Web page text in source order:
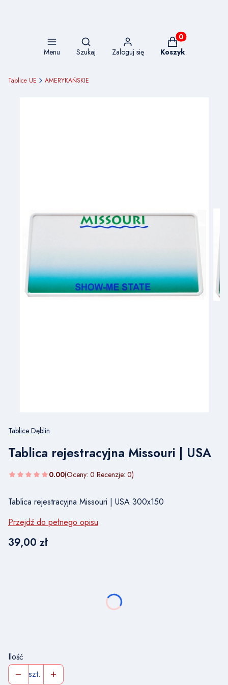
Menu
Otwórz wyszukiwarkę
Szukaj Zaloguj się
Produkty w
Koszyk
Tablice UE AMERYKAŃSKIE
Tablice Dęblin
Tablica rejestracyjna Missouri | USA
0.00(Oceny: 0 Recenzje: 0)
Tablica rejestracyjna Missouri | USA 300x150
Przejdź do pełnego opisu
Cena
39,00 zł
Ilość
szt.